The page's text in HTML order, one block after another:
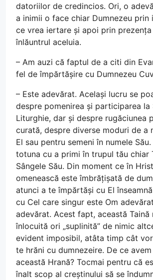
datoriilor de credincios. Ori, o
a inimii o face chiar Dumnezeu prin
ce vrea iertare și apoi prin prezența
înlăuntrul aceluia.
– Am auzi că faptul de a citi din
fel de împărtășire cu Dumnezeu
– Este adevărat. Același lucru se
despre pomenirea și participarea la
Liturghie, dar și despre rugăciunea
curată, despre diverse moduri de a
El sau pentru semeni în numele
totuna cu a primi în trupul tău chiar
Sângele Său. Din moment ce în
omenească este îmbrățișată de
atunci a te împărtăși cu El
cu Cel care singur este Om
adevărat. Acest fapt, această Taină
înlocuită ori „suplinită” de nimic
evident imposibil, atâta timp cât
te hrăni cu dumnezeire. De ce
această Hrană? Tocmai pentru că
înalt scop al creștinului să se